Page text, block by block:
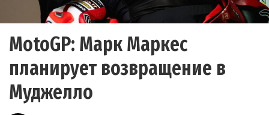
MotoGP: Марк Маркес
планирует возвращение в
Муджелло